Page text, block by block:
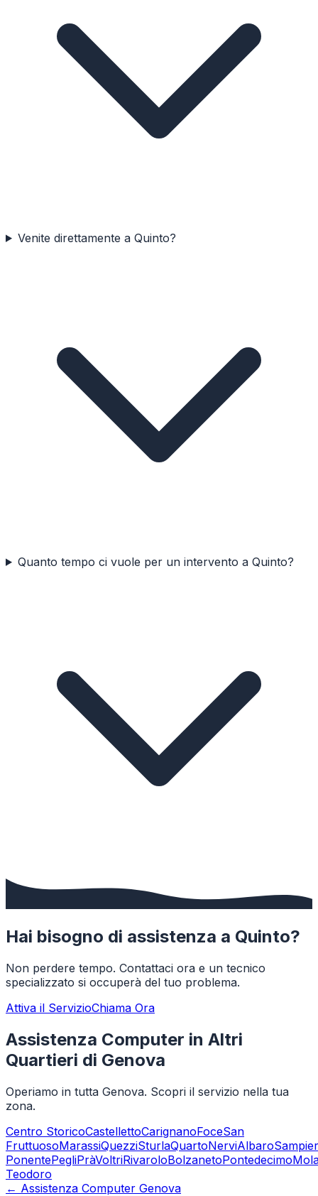
Venite direttamente a Quinto?
Quanto tempo ci vuole per un intervento a Quinto?
Hai bisogno di assistenza a Quinto?
Non perdere tempo. Contattaci ora e un tecnico
specializzato si occuperà del tuo problema.
Attiva il ServizioChiama Ora
Assistenza Computer in Altri
Quartieri di Genova
Operiamo in tutta Genova. Scopri il servizio nella tua
zona.
Centro StoricoCastellettoCarignanoFoceSan
FruttuosoMarassiQuezziSturlaQuartoNerviAlbaro
PonentePegliPràVoltriRivaroloBolzanetoPontedecimo
Teodoro
← Assistenza Computer Genova